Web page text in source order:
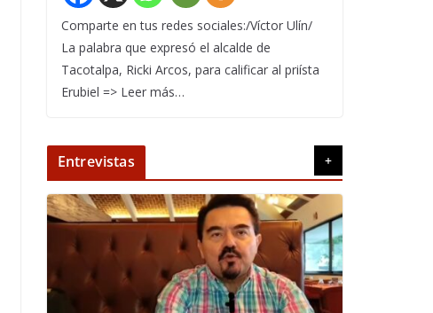
Comparte en tus redes sociales:/Víctor Ulín/
La palabra que expresó el alcalde de
Tacotalpa, Ricki Arcos, para calificar al priísta
Erubiel => Leer más…
Entrevistas +